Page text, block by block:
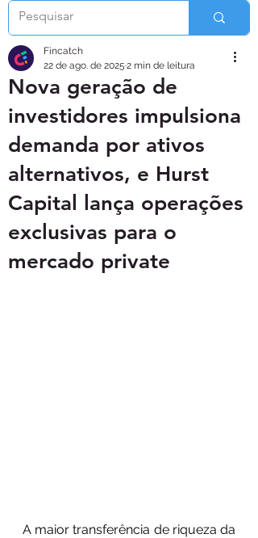
Nova geração de
investidores impulsiona
demanda por ativos
alternativos, e Hurst
Capital lança operações
exclusivas para o
mercado private
Fincatch
22 de ago. de 2025 2 min de leitura
A maior transferência de riqueza da